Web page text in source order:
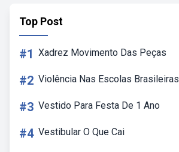
Top Post
#1 Xadrez Movimento Das Peças
#2 Violência Nas Escolas
#3 Vestido Para Festa De 1 Ano
#4 Vestibular O Que Cai